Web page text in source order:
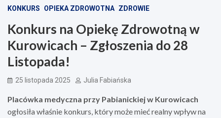
KONKURS OPIEKA ZDROWOTNA ZDROWIE
Konkurs na Opiekę Zdrowotną w
Kurowicach – Zgłoszenia do 28
Listopada!
25 listopada 2025 Julia Fabiańska
Placówka medyczna przy Pabianickiej w Kurowicach
ogłosiła właśnie konkurs, który może mieć realny wpływ na